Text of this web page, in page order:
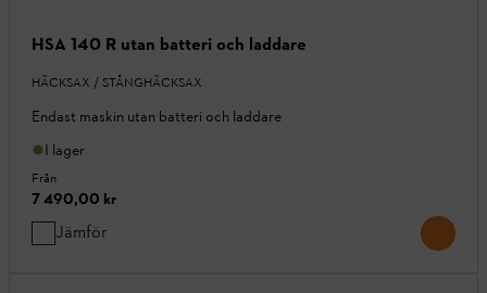
HSA 140 R utan batteri och laddare
HÄCKSAX / STÅNGHÄCKSAX
Endast maskin utan batteri och laddare
I lager
Från
7 490,00 kr
Jämför